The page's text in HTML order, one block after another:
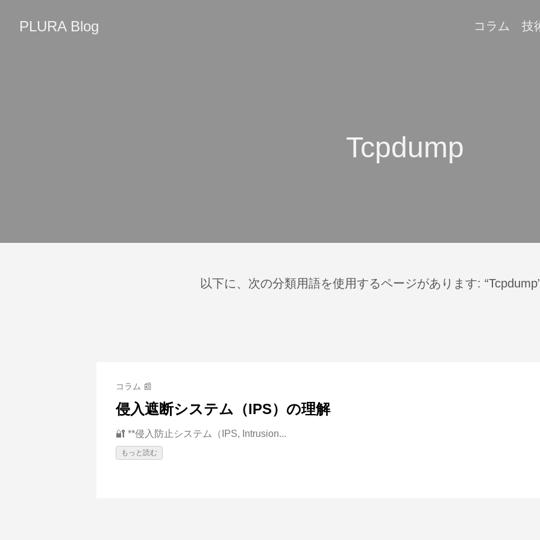
PLURA Blog コラム 技
Tcpdump
以下に、次の分類用語を使用するページがあります:
コラム 📰
侵入遮断システム（IPS）の理解
🔐 **侵入防止システム（IPS, Intrusion...
もっと読む